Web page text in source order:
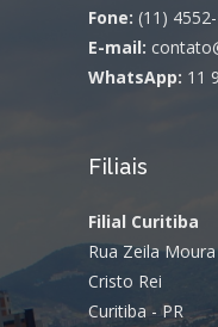
Fone: (11)
E-mail:
WhatsApp: 11
Filiais
Filial Curitiba
Rua Zeila
Cristo Rei
Curitiba - PR